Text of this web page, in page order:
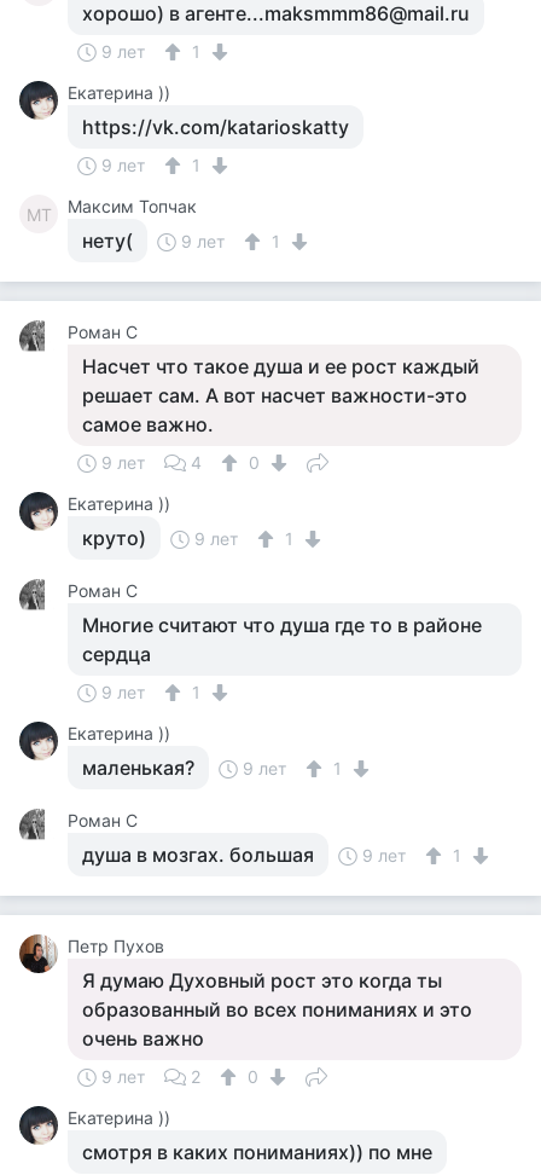
хорошо) в агенте...maksmmm86@mail.ru
9 лет
1
Екатерина ))
https://vk.com/katarioskatty
9 лет 1
МТ Максим Топчак
нету( 9 лет 1
Роман C
Насчет что такое душа и ее рост каждый
решает сам. А вот насчет важности-это
самое важно.
9 лет 4
0
Екатерина ))
круто) 9 лет 1
Роман C
Многие считают что душа где то в районе
сердца
9 лет
1
Екатерина ))
маленькая? 9 лет 1
Роман C
душа в мозгах. большая 9 лет 1
Петр Пухов
Я думаю Духовный рост это когда ты
образованный во всех пониманиях и это
очень важно
9 лет 2
0
Екатерина ))
смотря в каких пониманиях)) по мне